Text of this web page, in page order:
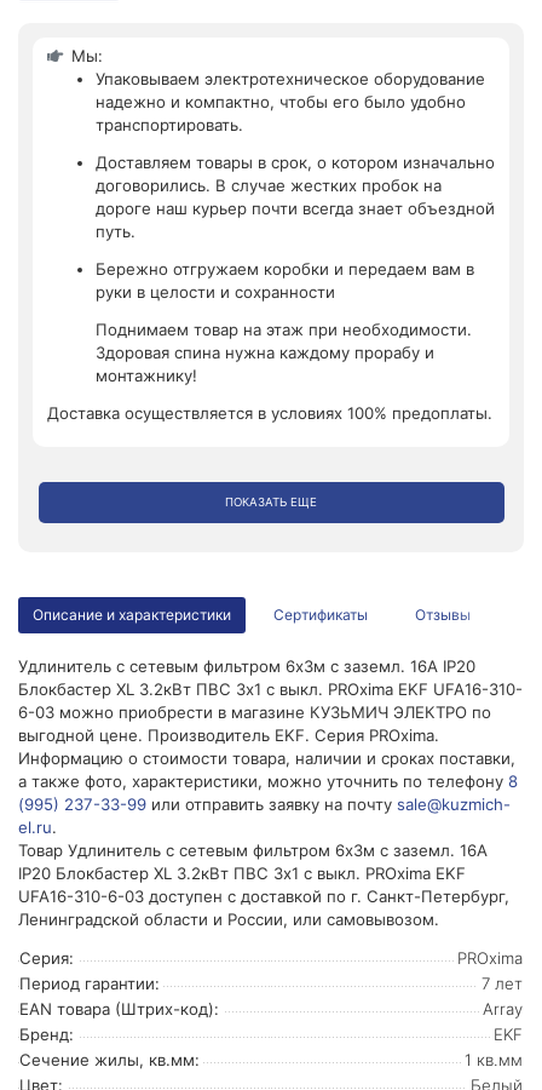
Мы:
Упаковываем электротехническое оборудование
надежно и компактно, чтобы его было удобно
транспортировать.
Доставляем товары в срок, о котором изначально
договорились. В случае жестких пробок на
дороге наш курьер почти всегда знает объездной
путь.
Бережно отгружаем коробки и передаем вам в
руки в целости и сохранности
Поднимаем товар на этаж при необходимости.
Здоровая спина нужна каждому прорабу и
монтажнику!
Доставка осуществляется в условиях 100% предоплаты.
ПОКАЗАТЬ ЕЩЕ
Описание и характеристики Сертификаты Отзывы
Удлинитель с сетевым фильтром 6х3м с заземл. 16А IP20
Блокбастер XL 3.2кВт ПВС 3х1 с выкл. PROxima EKF UFA16-310-
6-03 можно приобрести в магазине КУЗЬМИЧ ЭЛЕКТРО по
выгодной цене. Производитель EKF. Серия PROxima.
Информацию о стоимости товара, наличии и сроках поставки,
а также фото, характеристики, можно уточнить по телефону 8
(995) 237-33-99 или отправить заявку на почту sale@kuzmich-
el.ru.
Товар Удлинитель с сетевым фильтром 6х3м с заземл. 16А
IP20 Блокбастер XL 3.2кВт ПВС 3х1 с выкл. PROxima EKF
UFA16-310-6-03 доступен с доставкой по г. Санкт-Петербург,
Ленинградской области и России, или самовывозом.
Серия:
PROxima
Период гарантии:
7 лет
EAN товара (Штрих-код):
Array
Бренд:
EKF
Сечение жилы, кв.мм:
1 кв.мм
Цвет:
Белый